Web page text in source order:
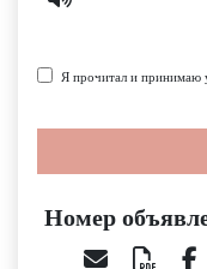
Я прочитал и принимаю
Номер